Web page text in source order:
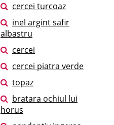
cercei turcoaz
inel argint safir
albastru
cercei
cercei piatra verde
topaz
bratara ochiul lui
horus